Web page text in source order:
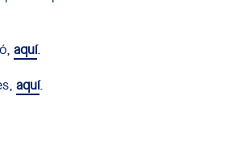
aquí.
aquí.